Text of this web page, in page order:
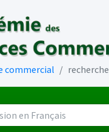
commercial recherche